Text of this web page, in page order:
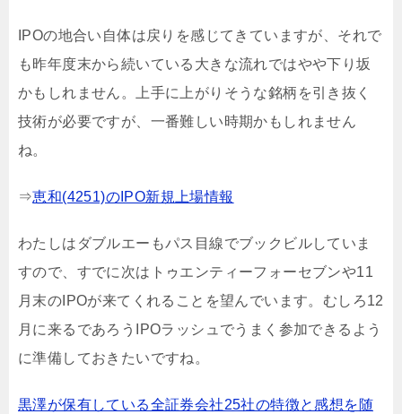
IPOの地合い自体は戻りを感じてきていますが、それで
も昨年度末から続いている大きな流れではやや下り坂
かもしれません。上手に上がりそうな銘柄を引き抜く
技術が必要ですが、一番難しい時期かもしれません
ね。
⇒恵和(4251)のIPO新規上場情報
わたしはダブルエーもパス目線でブックビルしていま
すので、すでに次はトゥエンティーフォーセブンや11
月末のIPOが来てくれることを望んでいます。むしろ12
月に来るであろうIPOラッシュでうまく参加できるよう
に準備しておきたいですね。
黒澤が保有している全証券会社25社の特徴と感想を随